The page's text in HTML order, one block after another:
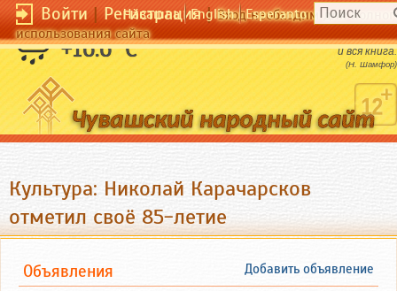
Войти|Регистрация|Вход необходим для
использования сайта
Чӑвашла English Esperanto
+16.6 °C
Наряд - предисловие к женщине, а иногда
и вся книга.
(Н. Шамфор)
Культура: Николай Карачарсков
отметил своё 85-летие
Добавить объявление
Объявления